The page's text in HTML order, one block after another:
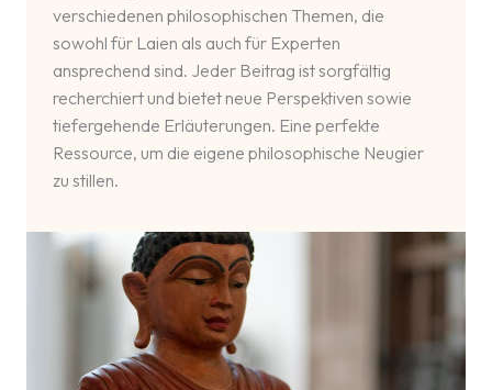
verschiedenen philosophischen Themen, die
sowohl für Laien als auch für Experten
ansprechend sind. Jeder Beitrag ist sorgfältig
recherchiert und bietet neue Perspektiven sowie
tiefergehende Erläuterungen. Eine perfekte
Ressource, um die eigene philosophische Neugier
zu stillen.